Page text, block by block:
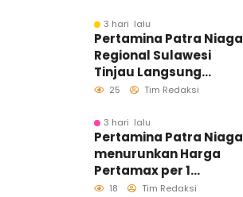
3 hari lalu
Pertamina Patra Niaga
Regional Sulawesi
Tinjau Langsung
Pelayanan SPBU di
Distribusi Biosolar
Berjalan Optimal
25 Tim Redaksi
3 hari lalu
Pertamina Patra Niaga
menurunkan Harga
Pertamax per 1
Agustus 2026
18 Tim Redaksi